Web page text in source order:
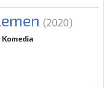
(2020)
Komedia